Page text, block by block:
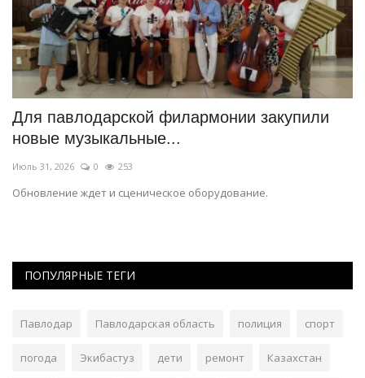
Для павлодарской филармонии закупили
новые музыкальные...
Июль 31, 2026 0 253
Обновление ждет и сценическое оборудование.
ПОПУЛЯРНЫЕ ТЕГИ
Павлодар Павлодарская область полиция спорт
погода Экибастуз дети ремонт Казахстан